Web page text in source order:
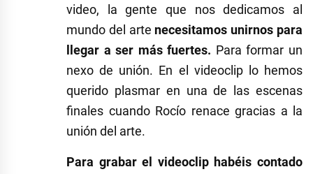
video, la gente que nos dedicamos al
mundo del arte necesitamos unirnos para
llegar a ser más fuertes. Para formar un
nexo de unión. En el videoclip lo hemos
querido plasmar en una de las escenas
finales cuando Rocío renace gracias a la
unión del arte.
Para grabar el videoclip habéis contado